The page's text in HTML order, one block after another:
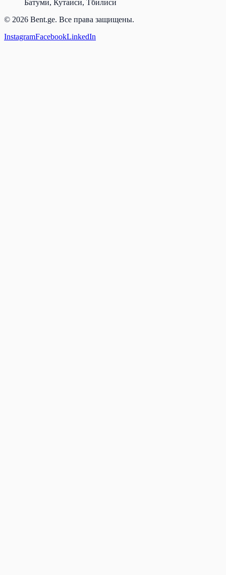
Батуми, Кутаиси, Тбилиси
© 2026 Bent.ge. Все права защищены.
InstagramFacebookLinkedIn